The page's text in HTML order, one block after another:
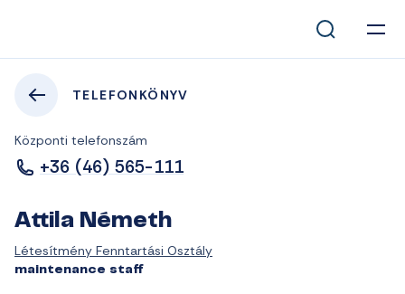
TELEFONKÖNYV
Központi telefonszám
+36 (46) 565-111
Attila Németh
Létesítmény Fenntartási Osztály
maintenance staff